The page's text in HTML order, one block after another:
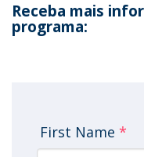
Receba mais
programa:
First Name *